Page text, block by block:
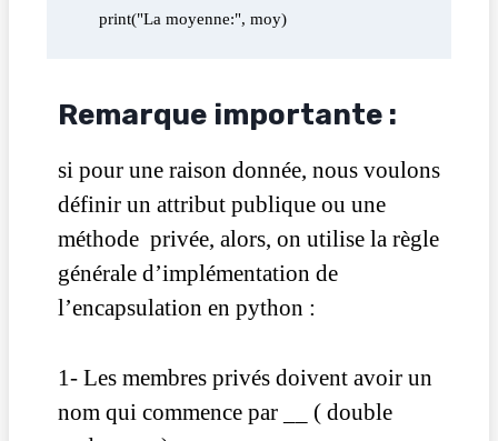
      print("La moyenne:", moy)
Remarque importante :
si pour une raison donnée, nous voulons
définir un attribut publique ou une
méthode privée, alors, on utilise la règle
générale d’implémentation de
l’encapsulation en python :
1- Les membres privés doivent avoir un
nom qui commence par __ ( double